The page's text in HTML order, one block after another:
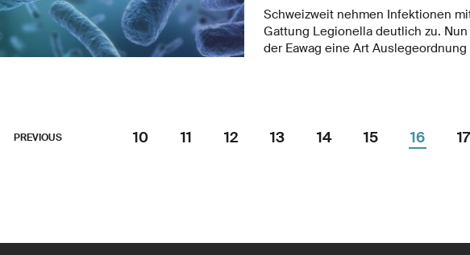
Schweizweit nehmen Infektionen
Gattung Legionella deutlich zu.
der Eawag eine Art
PREVIOUS 10 11 12 13 14 15 16 17